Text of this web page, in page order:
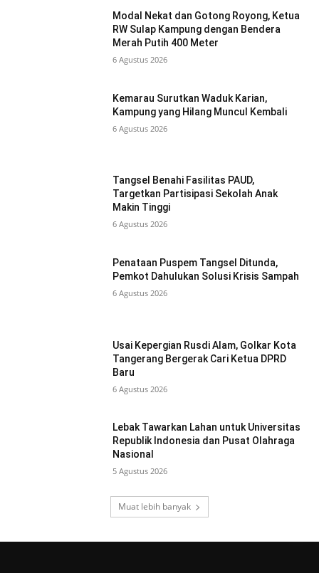
Modal Nekat dan Gotong Royong, Ketua
RW Sulap Kampung dengan Bendera
Merah Putih 400 Meter
6 Agustus 2026
Kemarau Surutkan Waduk Karian,
Kampung yang Hilang Muncul Kembali
6 Agustus 2026
Tangsel Benahi Fasilitas PAUD,
Targetkan Partisipasi Sekolah Anak
Makin Tinggi
6 Agustus 2026
Penataan Puspem Tangsel Ditunda,
Pemkot Dahulukan Solusi Krisis Sampah
6 Agustus 2026
Usai Kepergian Rusdi Alam, Golkar Kota
Tangerang Bergerak Cari Ketua DPRD
Baru
6 Agustus 2026
Lebak Tawarkan Lahan untuk Universitas
Republik Indonesia dan Pusat Olahraga
Nasional
5 Agustus 2026
Muat lebih banyak